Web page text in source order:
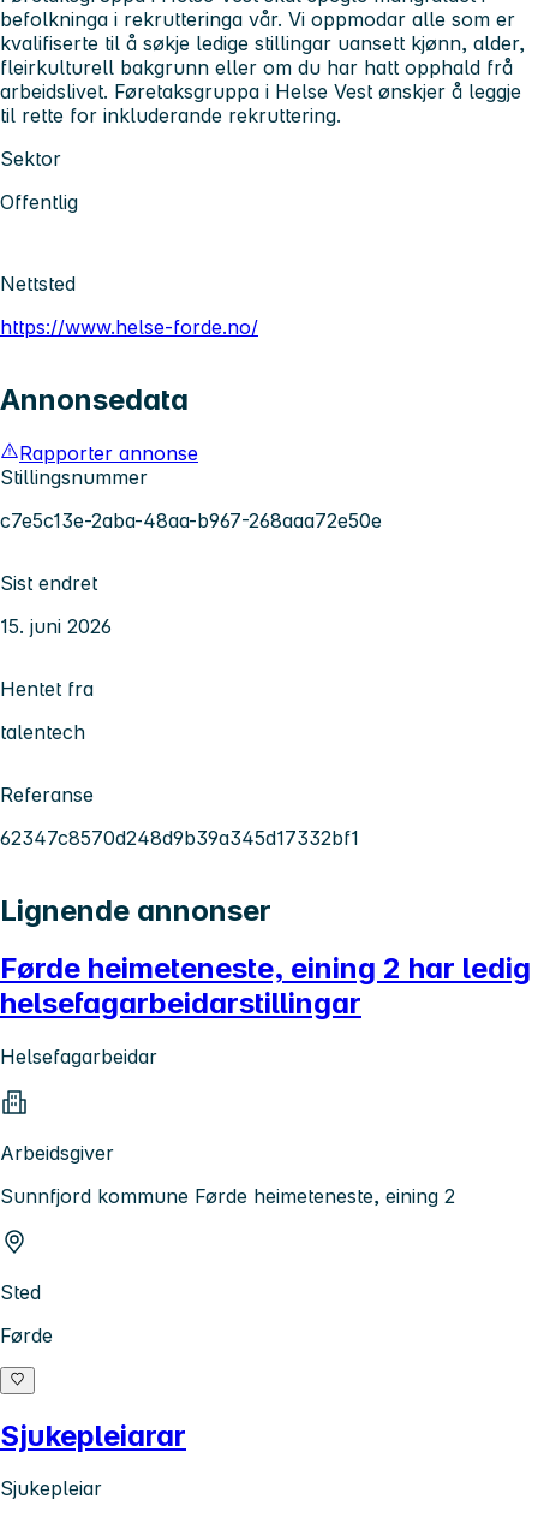
befolkninga i rekrutteringa vår. Vi oppmodar alle som er
kvalifiserte til å søkje ledige stillingar uansett kjønn, alder,
fleirkulturell bakgrunn eller om du har hatt opphald frå
arbeidslivet. Føretaksgruppa i Helse Vest ønskjer å leggje
til rette for inkluderande rekruttering.
Sektor
Offentlig
Nettsted
https://www.helse-forde.no/
Annonsedata
Rapporter annonse
Stillingsnummer
c7e5c13e-2aba-48aa-b967-268aaa72e50e
Sist endret
15. juni 2026
Hentet fra
talentech
Referanse
62347c8570d248d9b39a345d17332bf1
Lignende annonser
Førde heimeteneste, eining 2 har ledig
helsefagarbeidarstillingar
Helsefagarbeidar
Arbeidsgiver
Sunnfjord kommune Førde heimeteneste, eining 2
Sted
Førde
Sjukepleiarar
Sjukepleiar